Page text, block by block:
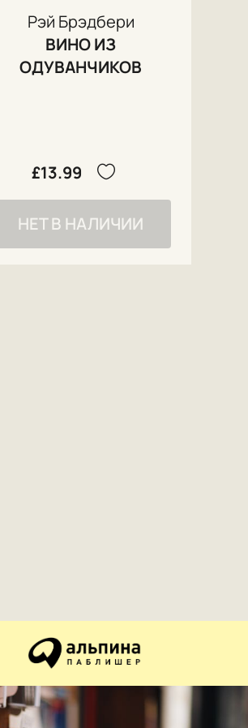
Рэй Брэдбери
ВИНО ИЗ
ОДУВАНЧИКОВ
£13.99
НЕТ В НАЛИЧИИ